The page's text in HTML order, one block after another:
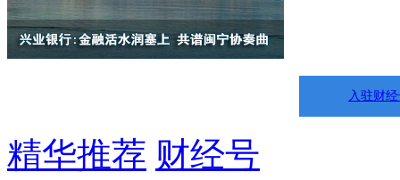
入驻财
精华推荐 财经号